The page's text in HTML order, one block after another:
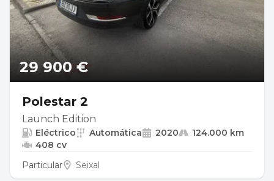
29 900 €
Polestar 2
Launch Edition
Eléctrico Automática 2020
124.000 km
408 cv
Particular
Seixal